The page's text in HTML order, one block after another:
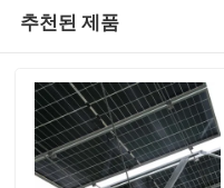
추천된 제품